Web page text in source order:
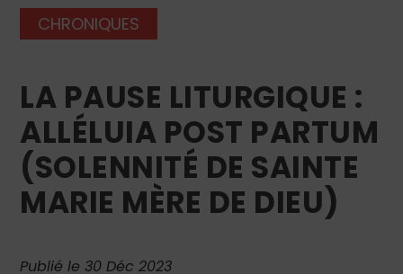
CHRONIQUES
LA PAUSE LITURGIQUE :
ALLÉLUIA POST PARTUM
(SOLENNITÉ DE SAINTE
MARIE MÈRE DE DIEU)
Publié le 30 Déc 2023